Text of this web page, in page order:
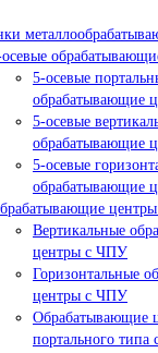
5-осевые
обрабатывающие
5-осевые
обрабатывающие
5-осевые
обрабатывающие
Вертикальные
центры с ЧПУ
Горизонтальные
центры с ЧПУ
Обрабатывающие
портального